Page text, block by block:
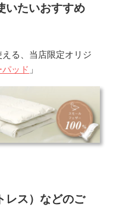
いたいおすすめ
る、当店限定オリジ
ッド 」
レス）などのご